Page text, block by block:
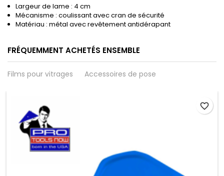
Largeur de lame : 4 cm
Mécanisme : coulissant avec cran de sécurité
Matériau : métal avec revêtement antidérapant
FRÉQUEMMENT ACHETÉS ENSEMBLE
Films pour vitrages Accessoires de pose
favorite_border